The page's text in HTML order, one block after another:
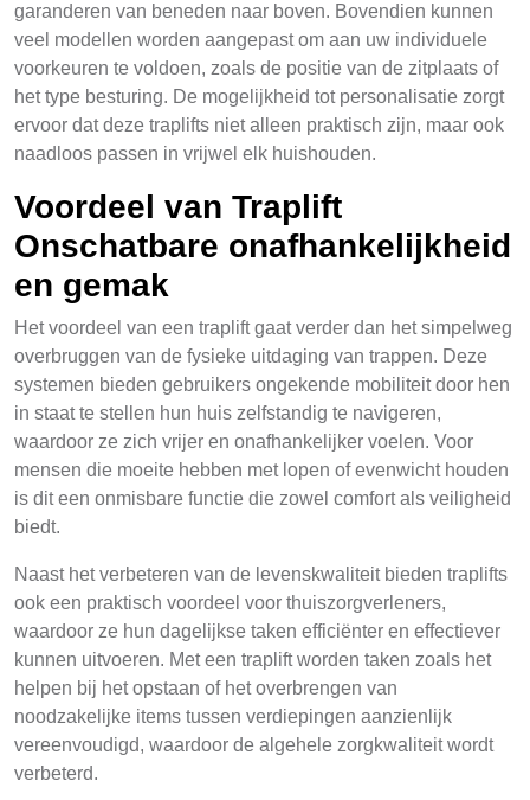
garanderen van beneden naar boven. Bovendien kunnen
veel modellen worden aangepast om aan uw individuele
voorkeuren te voldoen, zoals de positie van de zitplaats of
het type besturing. De mogelijkheid tot personalisatie zorgt
ervoor dat deze traplifts niet alleen praktisch zijn, maar ook
naadloos passen in vrijwel elk huishouden.
Voordeel van Traplift
Onschatbare onafhankelijkheid
en gemak
Het voordeel van een traplift gaat verder dan het simpelweg
overbruggen van de fysieke uitdaging van trappen. Deze
systemen bieden gebruikers ongekende mobiliteit door hen
in staat te stellen hun huis zelfstandig te navigeren,
waardoor ze zich vrijer en onafhankelijker voelen. Voor
mensen die moeite hebben met lopen of evenwicht houden
is dit een onmisbare functie die zowel comfort als veiligheid
biedt.
Naast het verbeteren van de levenskwaliteit bieden traplifts
ook een praktisch voordeel voor thuiszorgverleners,
waardoor ze hun dagelijkse taken efficiënter en effectiever
kunnen uitvoeren. Met een traplift worden taken zoals het
helpen bij het opstaan of het overbrengen van
noodzakelijke items tussen verdiepingen aanzienlijk
vereenvoudigd, waardoor de algehele zorgkwaliteit wordt
verbeterd.